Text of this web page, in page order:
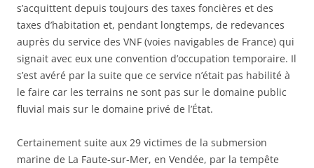
s’acquittent depuis toujours des taxes foncières et des
taxes d’habitation et, pendant longtemps, de redevances
auprès du service des VNF (voies navigables de France) qui
signait avec eux une convention d’occupation temporaire. Il
s’est avéré par la suite que ce service n’était pas habilité à
le faire car les terrains ne sont pas sur le domaine public
fluvial mais sur le domaine privé de l’État.
Certainement suite aux 29 victimes de la submersion
marine de La Faute-sur-Mer, en Vendée, par la tempête